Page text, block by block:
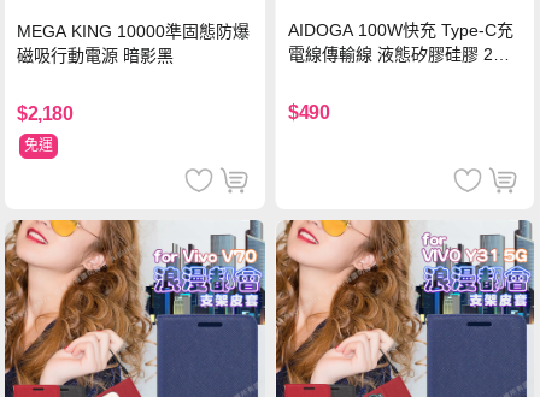
MEGA KING 10000準固態防爆
磁吸行動電源 暗影黑
$2,180
免運
AIDOGA 100W快充 Type-C充
電線傳輸線 液態矽膠硅膠 2M
$490